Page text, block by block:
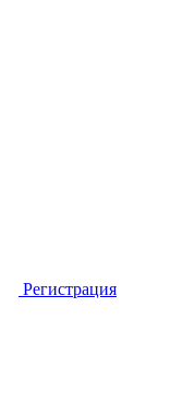
Регистрация